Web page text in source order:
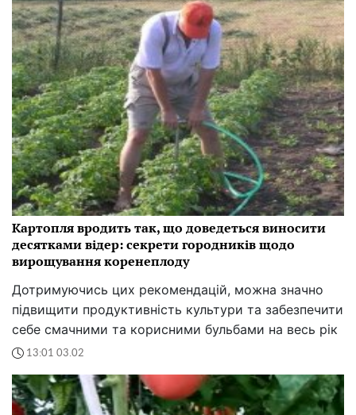
Картопля вродить так, що доведеться виносити
десятками відер: секрети городників щодо
вирощування коренеплоду
Дотримуючись цих рекомендацій, можна значно
підвищити продуктивність культури та забезпечити
себе смачними та корисними бульбами на весь рік
13:01 03.02